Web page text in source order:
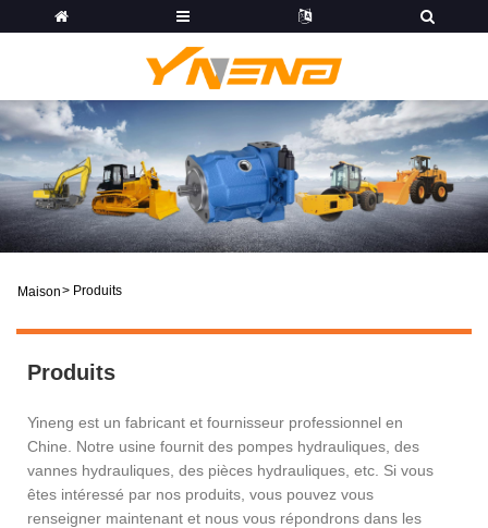
Maison> Produits
Produits
Yineng est un fabricant et fournisseur professionnel en
Chine. Notre usine fournit des pompes hydrauliques, des
vannes hydrauliques, des pièces hydrauliques, etc. Si vous
êtes intéressé par nos produits, vous pouvez vous
renseigner maintenant et nous vous répondrons dans les